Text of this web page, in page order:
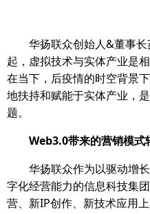
华扬联众创始人&董事长
起，虚拟技术与实体产业是
在当下，后疫情的时空背景
地扶持和赋能于实体产业，
题。
Web3.0带来的营销模式
华扬联众作为以驱动增长
字化经营能力的信息科技集
营、新IP创作、新技术应用